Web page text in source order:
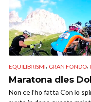
EQUILIBRISMI, GRAN FONDO,
Maratona dles
Non ce l’ho fatta Con lo